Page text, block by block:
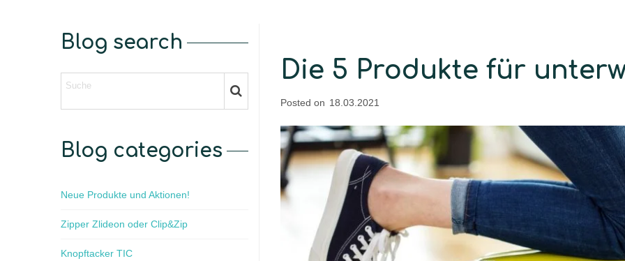
Blog search
Blog categories
Neue Produkte und Aktionen!
Zipper Zlideon oder Clip&Zip
Knopftacker TIC
Die 5 Produkte für
Posted on 18.03.2021